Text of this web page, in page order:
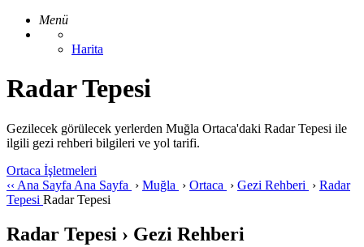
Menü
Harita
Radar Tepesi
Gezilecek görülecek yerlerden Muğla Ortaca'daki Radar Tepesi ile
ilgili gezi rehberi bilgileri ve yol tarifi.
Ortaca İşletmeleri
‹‹ Ana Sayfa Ana Sayfa › Muğla › Ortaca › Gezi Rehberi › Radar
Tepesi Radar Tepesi
Radar Tepesi › Gezi Rehberi